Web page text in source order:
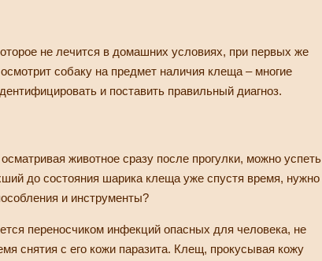
не лечится в домашних условиях, при первых же
собаку на предмет наличия клеща – многие
и поставить правильный диагноз.
животное сразу после прогулки, можно успеть
до состояния шарика клеща уже спустя время, нужно
и инструменты?
переносчиком инфекций опасных для человека, не
снятия с его кожи паразита. Клещ, прокусывая кожу